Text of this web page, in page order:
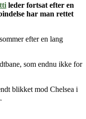
leder fortsat efter en
har man rettet
efter en lang
som endnu ikke for
blikket mod Chelsea i